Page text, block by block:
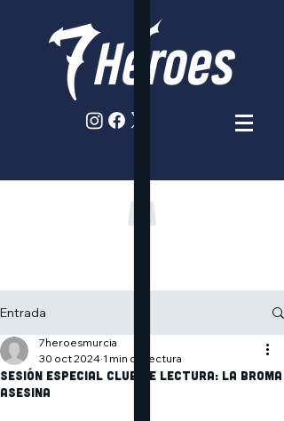
Entrada
Sesión especial Club de lectura: La broma
asesina
7heroesmurcia
30 oct 2024 1 min de lectura